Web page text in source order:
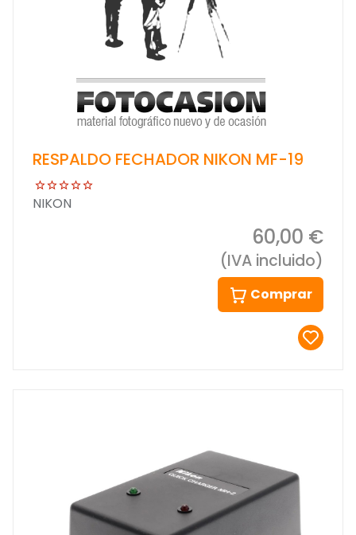
RESPALDO FECHADOR NIKON MF-19
NIKON
60,00 €
(IVA incluido)
Comprar